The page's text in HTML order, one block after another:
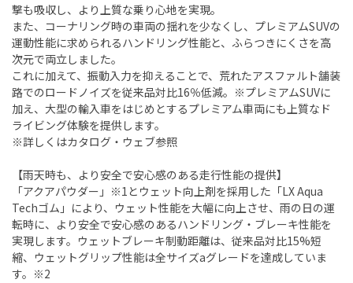
撃も吸収し、より上質な乗り心地を実現。
また、コーナリング時の車両の揺れを少なくし、プレミアムSUVの
運動性能に求められるハンドリング性能と、ふらつきにくさを高
次元で両立しました。
これに加えて、振動入力を抑えることで、荒れたアスファルト舗装
路でのロードノイズを従来品対比16％低減。※プレミアムSUVに
加え、大型の輸入車をはじめとするプレミアム車両にも上質なド
ライビング体験を提供します。
※詳しくはカタログ・ウェブ参照
【雨天時も、より安全で安心感のある走行性能の提供】
「アクアパウダー」※1とウェット向上剤を採用した「LX Aqua
Techゴム」により、ウェット性能を大幅に向上させ、雨の日の運
転時に、より安全で安心感のあるハンドリング・ブレーキ性能を
実現します。ウェットブレーキ制動距離は、従来品対比15%短
縮、ウェットグリップ性能は全サイズaグレードを達成していま
す。※2